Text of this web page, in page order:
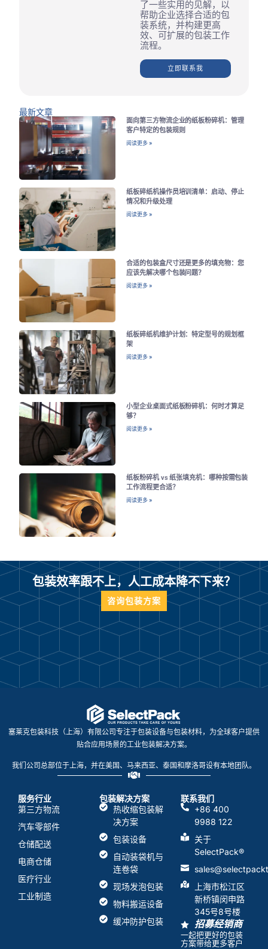
了一些实用的见解，以
帮助企业选择合适的包
装系统，并构建更高
效、可扩展的包装工作
流程。
立即联系我
最新文章
面向第三方物流企业的纸板粉碎机：管理
客户特定的包装规则
阅读更多 »
纸板碎纸机操作员培训清单：启动、停止
情况和升级处理
阅读更多 »
合适的包装盒尺寸还是更多的填充物：您
应该先解决哪个包装问题？
阅读更多 »
纸板碎纸机维护计划：特定型号的规划框
架
阅读更多 »
小型企业桌面式纸板粉碎机：何时才算足
够？
阅读更多 »
纸板粉碎机 vs 纸张填充机：哪种按需包装
工作流程更合适？
阅读更多 »
包装效率跟不上，人工成本降不下来？
咨询包装方案
塞莱克包装科技（上海）有限公司专注于包装设备与包装材料，为全球客户提供
贴合应用场景的工业包装解决方案。
我们公司总部位于上海，并在美国、马来西亚、泰国和摩洛哥设有本地团队。
服务行业
第三方物流
汽车零部件
仓储配送
电商仓储
医疗行业
工业制造
包装解决方案
热收缩包装解
决方案
包装设备
自动装袋机与
连卷袋
现场发泡包装
物料搬运设备
缓冲防护包装
联系我们
+86 400
9988 122
关于
SelectPack®
上海市松江区
新桥镇闵申路
345号8号楼
招募经销商
一起把更好的包装
方案带给更多客户